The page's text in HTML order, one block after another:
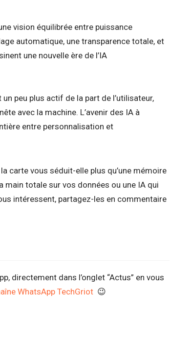
vision équilibrée entre puissance
automatique, une transparence totale, et
une nouvelle ère de l’IA
peu plus actif de la part de l’utilisateur,
avec la machine. L’avenir des IA à
entre personnalisation et
carte vous séduit-elle plus qu’une mémoire
totale sur vos données ou une IA qui
intéressent, partagez-les en commentaire
directement dans l’onglet “Actus” en vous
WhatsApp TechGriot 😉